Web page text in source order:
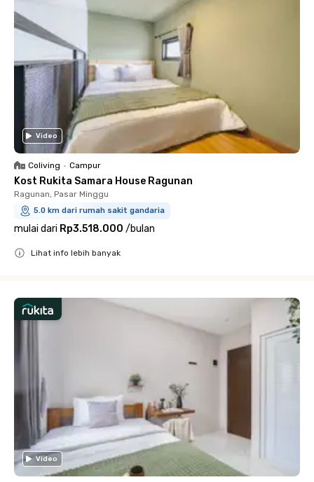
Video
Coliving • Campur
Kost Rukita Samara House Ragunan
Ragunan, Pasar Minggu
5.0 km dari rumah sakit gandaria
mulai dari Rp3.518.000 /bulan
Lihat info lebih banyak
Video